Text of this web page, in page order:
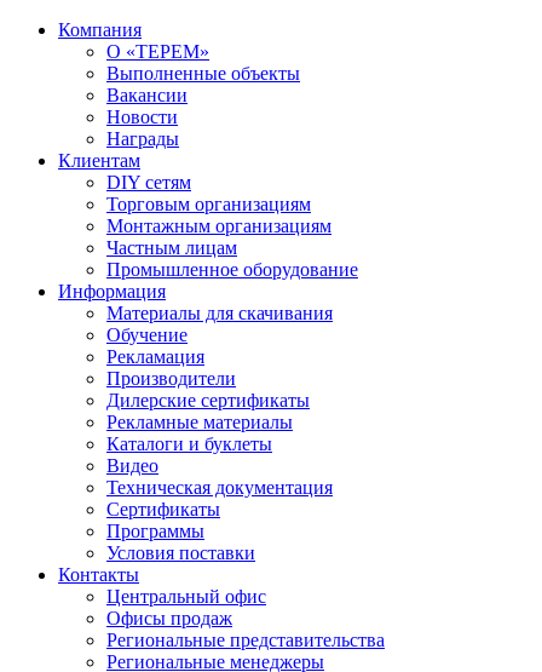
Компания
О «ТЕРЕМ»
Выполненные объекты
Вакансии
Новости
Награды
Клиентам
DIY сетям
Торговым организациям
Монтажным организациям
Частным лицам
Промышленное оборудование
Информация
Материалы для скачивания
Обучение
Рекламация
Производители
Дилерские сертификаты
Рекламные материалы
Каталоги и буклеты
Видео
Техническая документация
Сертификаты
Программы
Условия поставки
Контакты
Центральный офис
Офисы продаж
Региональные представительства
Региональные менеджеры